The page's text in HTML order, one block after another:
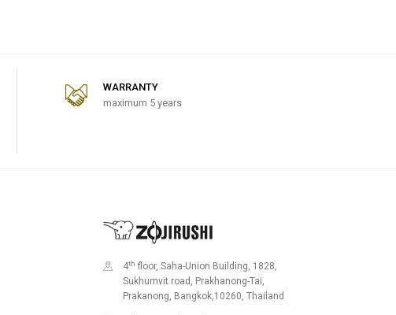
WARRANTY
maximum 5 years
4th floor, Saha-Union Building, 1828,
Sukhumvit road, Prakhanong-Tai,
Prakanong, Bangkok,10260, Thailand